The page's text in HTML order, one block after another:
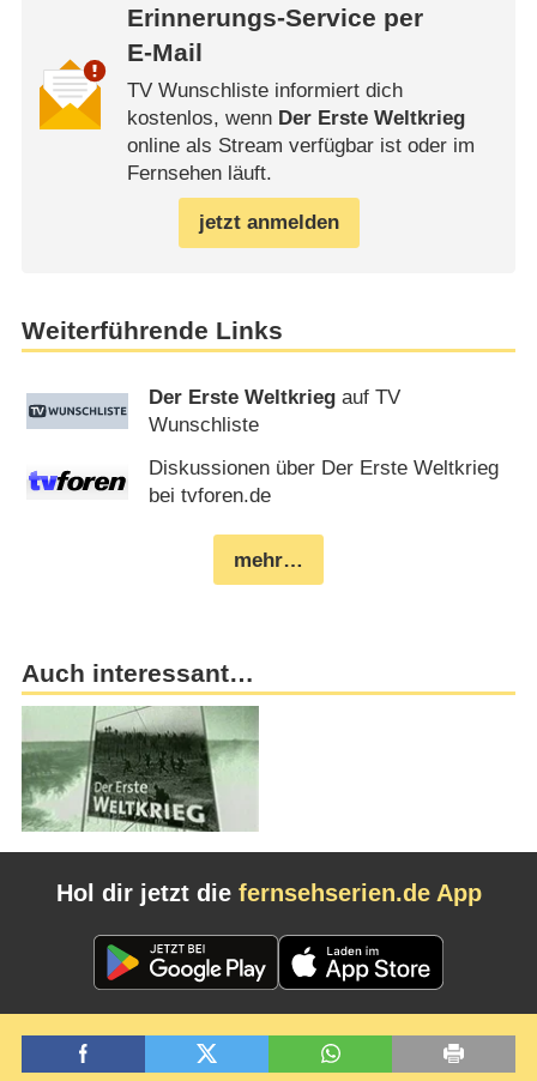
Erinnerungs-Service per
E-Mail
TV Wunschliste informiert dich
kostenlos, wenn Der Erste Weltkrieg
online als Stream verfügbar ist oder im
Fernsehen läuft.
jetzt anmelden
Weiterführende Links
Der Erste Weltkrieg auf TV
Wunschliste
Diskussionen über Der Erste Weltkrieg
bei tvforen.de
mehr…
Auch interessant…
Hol dir jetzt die fernsehserien.de App